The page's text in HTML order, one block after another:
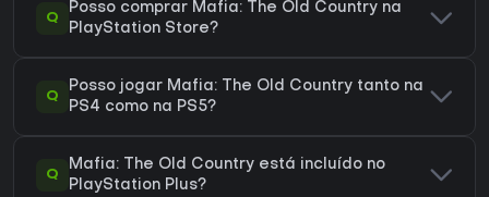
Q
Posso comprar Mafia: The Old Country na
PlayStation Store?
Q
Posso jogar Mafia: The Old Country tanto na
PS4 como na PS5?
Q
Mafia: The Old Country está incluído no
PlayStation Plus?